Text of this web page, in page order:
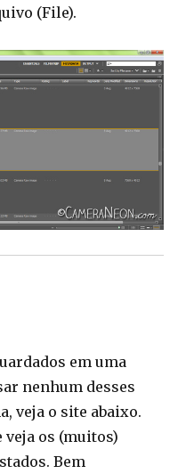
(File).
em uma
nenhum desses
veja o site abaixo.
veja os (muitos)
Bem